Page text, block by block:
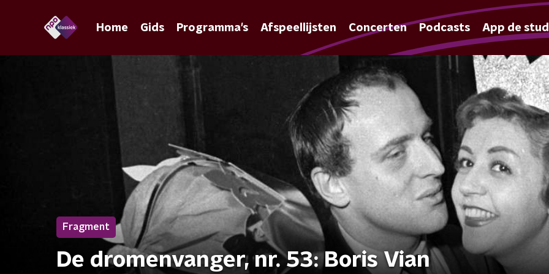
Home Gids Programma's Afspeellijsten Concerten Podcasts App de
Fragment
De dromenvanger, nr. 53: Boris Vian